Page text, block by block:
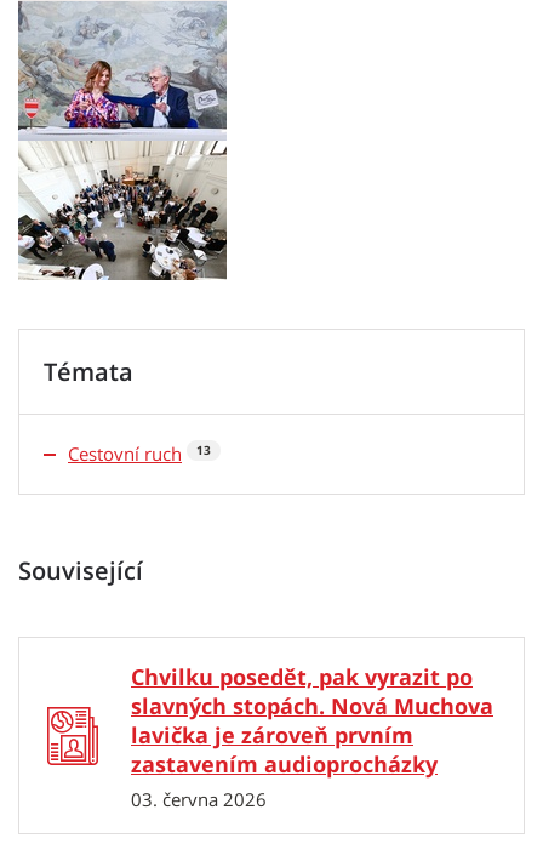
Témata
Cestovní ruch 13
Související
Chvilku posedět, pak vyrazit po
slavných stopách. Nová Muchova
lavička je zároveň prvním
zastavením audioprocházky
03. června 2026